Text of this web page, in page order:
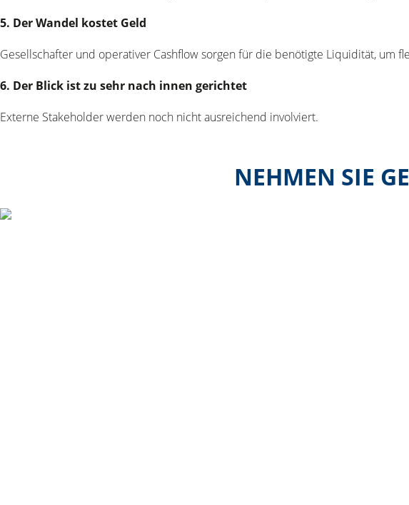
5. Der Wandel kostet Geld
Gesellschafter und operativer Cashflow sorgen für die benötigte Liquidität, um
6. Der Blick ist zu sehr nach innen gerichtet
Externe Stakeholder werden noch nicht ausreichend involviert.
NEHMEN SIE